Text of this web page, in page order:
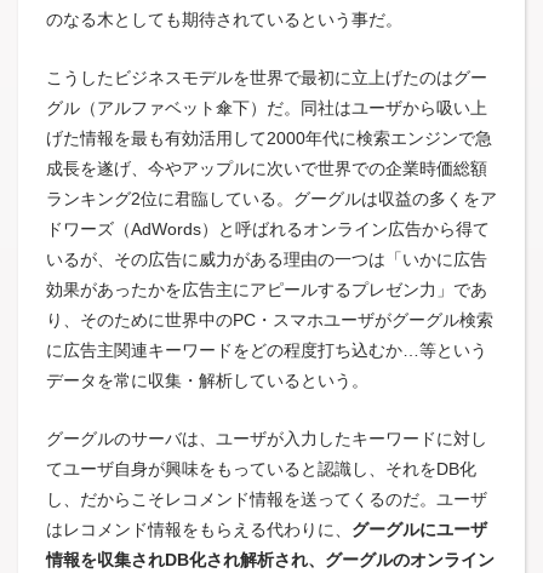
のなる木としても期待されているという事だ。
こうしたビジネスモデルを世界で最初に立上げたのはグー
グル（アルファベット傘下）だ。同社はユーザから吸い上
げた情報を最も有効活用して2000年代に検索エンジンで急
成長を遂げ、今やアップルに次いで世界での企業時価総額
ランキング2位に君臨している。グーグルは収益の多くをア
ドワーズ（AdWords）と呼ばれるオンライン広告から得て
いるが、その広告に威力がある理由の一つは「いかに広告
効果があったかを広告主にアピールするプレゼン力」であ
り、そのために世界中のPC・スマホユーザがグーグル検索
に広告主関連キーワードをどの程度打ち込むか…等という
データを常に収集・解析しているという。
グーグルのサーバは、ユーザが入力したキーワードに対し
てユーザ自身が興味をもっていると認識し、それをDB化
し、だからこそレコメンド情報を送ってくるのだ。ユーザ
はレコメンド情報をもらえる代わりに、 グーグルにユーザ
情報を収集されDB化され解析され、グーグルのオンライン